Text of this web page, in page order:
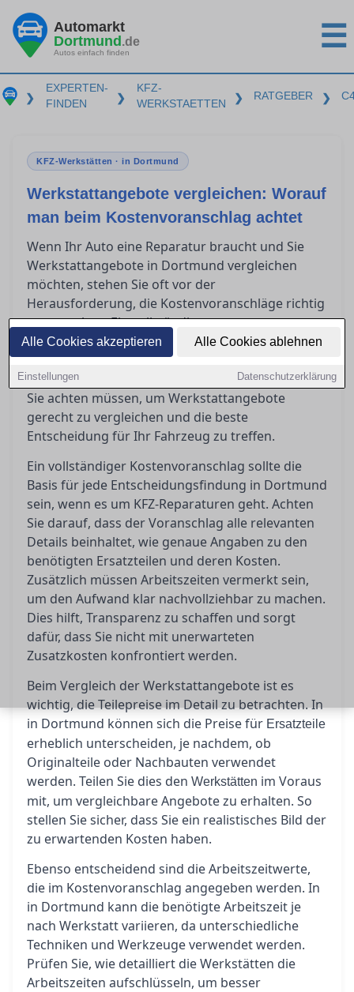
Alle Cookies akzeptieren Alle Cookies ablehnen
Einstellungen Datenschutzerklärung
Automarkt
Dortmund.de
Autos einfach finden ☰
❯
EXPERTEN-
FINDEN
❯
KFZ-
WERKSTAETTEN
❯ RATGEBER ❯
KFZ-Werkstätten · in Dortmund
Werkstattangebote vergleichen: Worauf
man beim Kostenvoranschlag achtet
Wenn Ihr Auto eine Reparatur braucht und Sie
Werkstattangebote in Dortmund vergleichen
möchten, stehen Sie oft vor der
Herausforderung, die Kostenvoranschläge richtig
zu verstehen. Ein vollständiger
Kostenvoranschlag sollte klare Informationen
über Teilepreise, Arbeitszeiten und
Werkstattlöhne bieten. Hier erfahren Sie, worauf
Sie achten müssen, um Werkstattangebote
gerecht zu vergleichen und die beste
Entscheidung für Ihr Fahrzeug zu treffen.
Ein vollständiger Kostenvoranschlag sollte die
Basis für jede Entscheidungsfindung in Dortmund
sein, wenn es um KFZ-Reparaturen geht. Achten
Sie darauf, dass der Voranschlag alle relevanten
Details beinhaltet, wie genaue Angaben zu den
benötigten Ersatzteilen und deren Kosten.
Zusätzlich müssen Arbeitszeiten vermerkt sein,
um den Aufwand klar nachvollziehbar zu machen.
Dies hilft, Transparenz zu schaffen und sorgt
dafür, dass Sie nicht mit unerwarteten
Zusatzkosten konfrontiert werden.
Beim Vergleich der Werkstattangebote ist es
wichtig, die Teilepreise im Detail zu betrachten. In
in Dortmund können sich die Preise für Ersatzteile
erheblich unterscheiden, je nachdem, ob
Originalteile oder Nachbauten verwendet
werden. Teilen Sie dies den Werkstätten im Voraus
mit, um vergleichbare Angebote zu erhalten. So
stellen Sie sicher, dass Sie ein realistisches Bild der
zu erwartenden Kosten haben.
Ebenso entscheidend sind die Arbeitszeitwerte,
die im Kostenvoranschlag angegeben werden. In
in Dortmund kann die benötigte Arbeitszeit je
nach Werkstatt variieren, da unterschiedliche
Techniken und Werkzeuge verwendet werden.
Prüfen Sie, wie detailliert die Werkstätten die
Arbeitszeiten aufschlüsseln, um besser